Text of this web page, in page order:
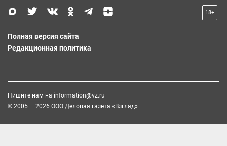
18+
Полная версия сайта
Редакционная политика
Пишите нам на information@vz.ru
© 2005 — 2026 ООО Деловая газета «Взгляд»